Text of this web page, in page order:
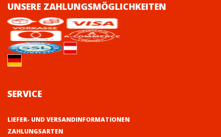
UNSERE ZAHLUNGSMÖGLICHKEITEN
SERVICE
LIEFER- UND VERSANDINFORMATIONEN
ZAHLUNGSARTEN